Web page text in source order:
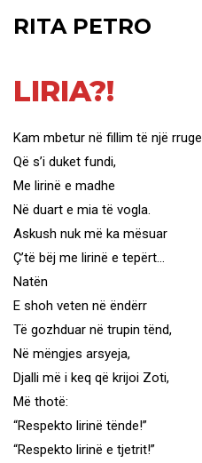
RITA PETRO
LIRIA?!
Kam mbetur në fillim të një rruge
Që s’i duket fundi,
Me lirinë e madhe
Në duart e mia të vogla.
Askush nuk më ka mësuar
Ç’të bëj me lirinë e tepërt…
Natën
E shoh veten në ëndërr
Të gozhduar në trupin tënd,
Në mëngjes arsyeja,
Djalli më i keq që krijoi Zoti,
Më thotë:
“Respekto lirinë tënde!”
“Respekto lirinë e tjetrit!”